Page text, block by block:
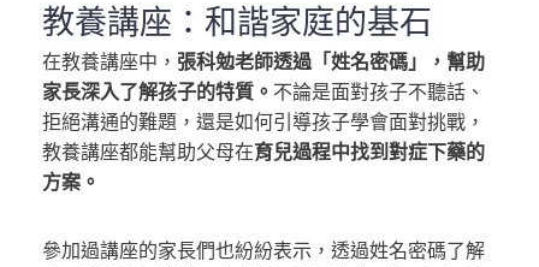
教養講座：和諧家庭的基石
在教養講座中， 張科勉老師透過「姓名密碼」，幫助
家長深入了解孩子的特質。 不論是面對孩子不聽話、
拒絕溝通的難題，還是如何引導孩子學會面對挑戰，
教養講座都能幫助父母在育兒過程中找到對症下藥的
方案。
參加過講座的家長們也紛紛表示，透過姓名密碼了解